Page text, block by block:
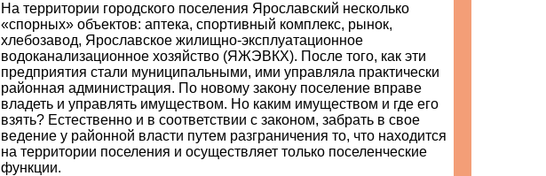
На территории городского поселения Ярославский несколько
«спорных» объектов: аптека, спортивный комплекс, рынок,
хлебозавод, Ярославское жилищно-эксплуатационное
водоканализационное хозяйство (ЯЖЭВКХ). После того, как эти
предприятия стали муниципальными, ими управляла практически
районная администрация. По новому закону поселение вправе
владеть и управлять имуществом. Но каким имуществом и где его
взять? Естественно и в соответствии с законом, забрать в свое
ведение у районной власти путем разграничения то, что находится
на территории поселения и осуществляет только поселенческие
функции.